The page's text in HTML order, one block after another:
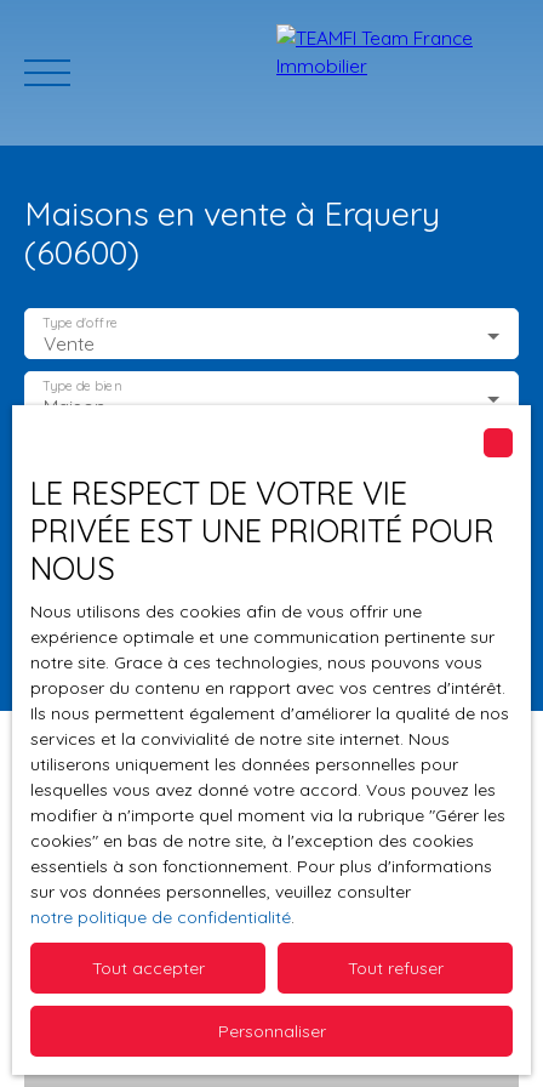
ACCUEIL PROGRAMMES
Estimation
Maisons en vente à Erquery
(60600)
Vente
Type d'offre
Maison
Type de bien
Budget max (€)
Surface min (m²)
Rechercher
Pertinence
Trier par Créer une alerte
LE RESPECT DE VOTRE VIE
PRIVÉE EST UNE PRIORITÉ POUR
NOUS
Nous utilisons des cookies afin de vous offrir une
expérience optimale et une communication pertinente sur
notre site. Grace à ces technologies, nous pouvons vous
proposer du contenu en rapport avec vos centres d'intérêt.
Ils nous permettent également d'améliorer la qualité de nos
services et la convivialité de notre site internet. Nous
utiliserons uniquement les données personnelles pour
lesquelles vous avez donné votre accord. Vous pouvez les
modifier à n'importe quel moment via la rubrique ″Gérer les
cookies″ en bas de notre site, à l'exception des cookies
essentiels à son fonctionnement. Pour plus d'informations
sur vos données personnelles, veuillez consulter
notre politique de confidentialité.
Tout accepter Tout refuser
Personnaliser